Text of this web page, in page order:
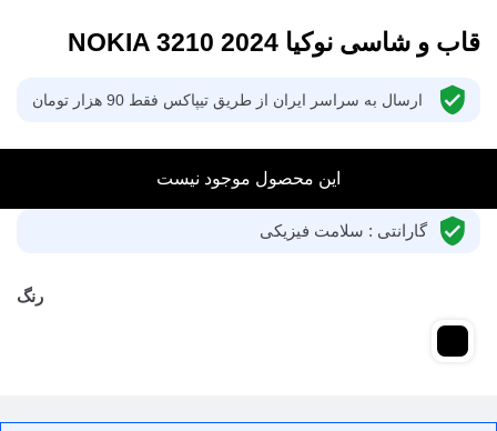
قاب و شاسی نوکیا NOKIA 3210 2024
ارسال به سراسر ایران از طریق تیپاکس فقط 90 هزار تومان
این محصول موجود نیست
گارانتی : سلامت فیزیکی
رنگ